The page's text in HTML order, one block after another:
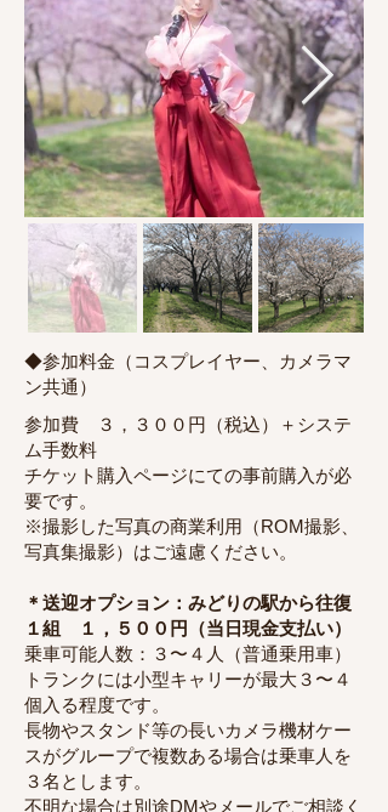
◆参加料金（コスプレイヤー、カメラマ
ン共通）
参加費 ３，３００円（税込）＋システ
ム手数料
チケット購入ページにての事前購入が必
要です。
※撮影した写真の商業利用（ROM撮影、
写真集撮影）はご遠慮ください。
＊送迎オプション：みどりの駅から往復
１組 １，５００円（当日現金支払い）
乗車可能人数：３〜４人（普通乗用車）
トランクには小型キャリーが最大３〜４
個入る程度です。
長物やスタンド等の長いカメラ機材ケー
スがグループで複数ある場合は乗車人を
３名とします。
不明な場合は別途DMやメールでご相談く